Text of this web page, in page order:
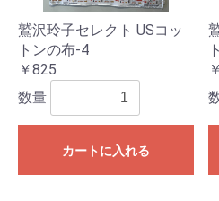
鷲沢玲子セレクト USコッ
トンの布-4
￥825
数量
カートに入れる